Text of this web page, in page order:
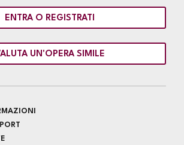
ENTRA O REGISTRATI
UN'OPERA SIMILE